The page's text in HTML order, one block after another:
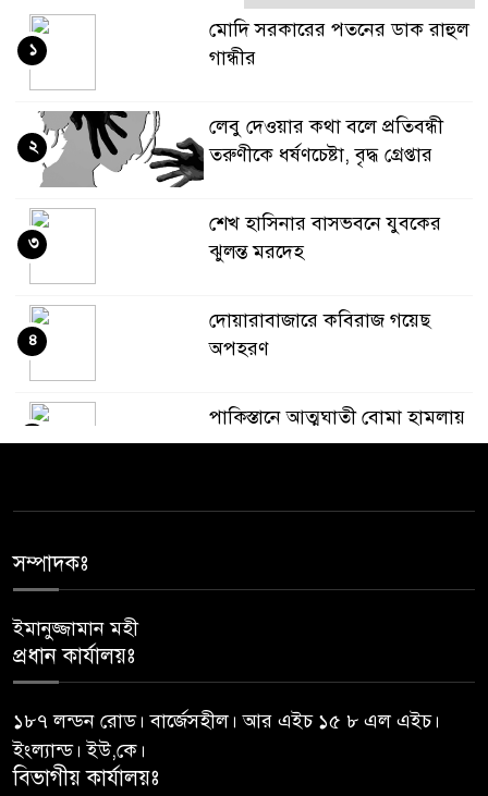
মোদি সরকারের পতনের ডাক রাহুল
গান্ধীর
১
লেবু দেওয়ার কথা বলে প্রতিবন্ধী
তরুণীকে ধর্ষণচেষ্টা, বৃদ্ধ গ্রেপ্তার
২
শেখ হাসিনার বাসভবনে যুবকের
ঝুলন্ত মরদেহ
৩
দোয়ারাবাজারে কবিরাজ গয়েছ
অপহরণ
৪
পাকিস্তানে আত্মঘাতী বোমা হামলায়
১২ জন সেনা সদস্যসহ ১৫ জন
৭
সংবিধানের ৫০(৩) অনুচ্ছেদ অনুযায়ী
৮
সম্পাদকঃ
ইমানুজ্জামান মহী
প্রধান কার্যালয়ঃ
১৮৭ লন্ডন রোড। বার্জেসহীল। আর এইচ ১৫ ৮ এল এইচ।
ইংল্যান্ড। ইউ,কে।
বিভাগীয় কার্যালয়ঃ